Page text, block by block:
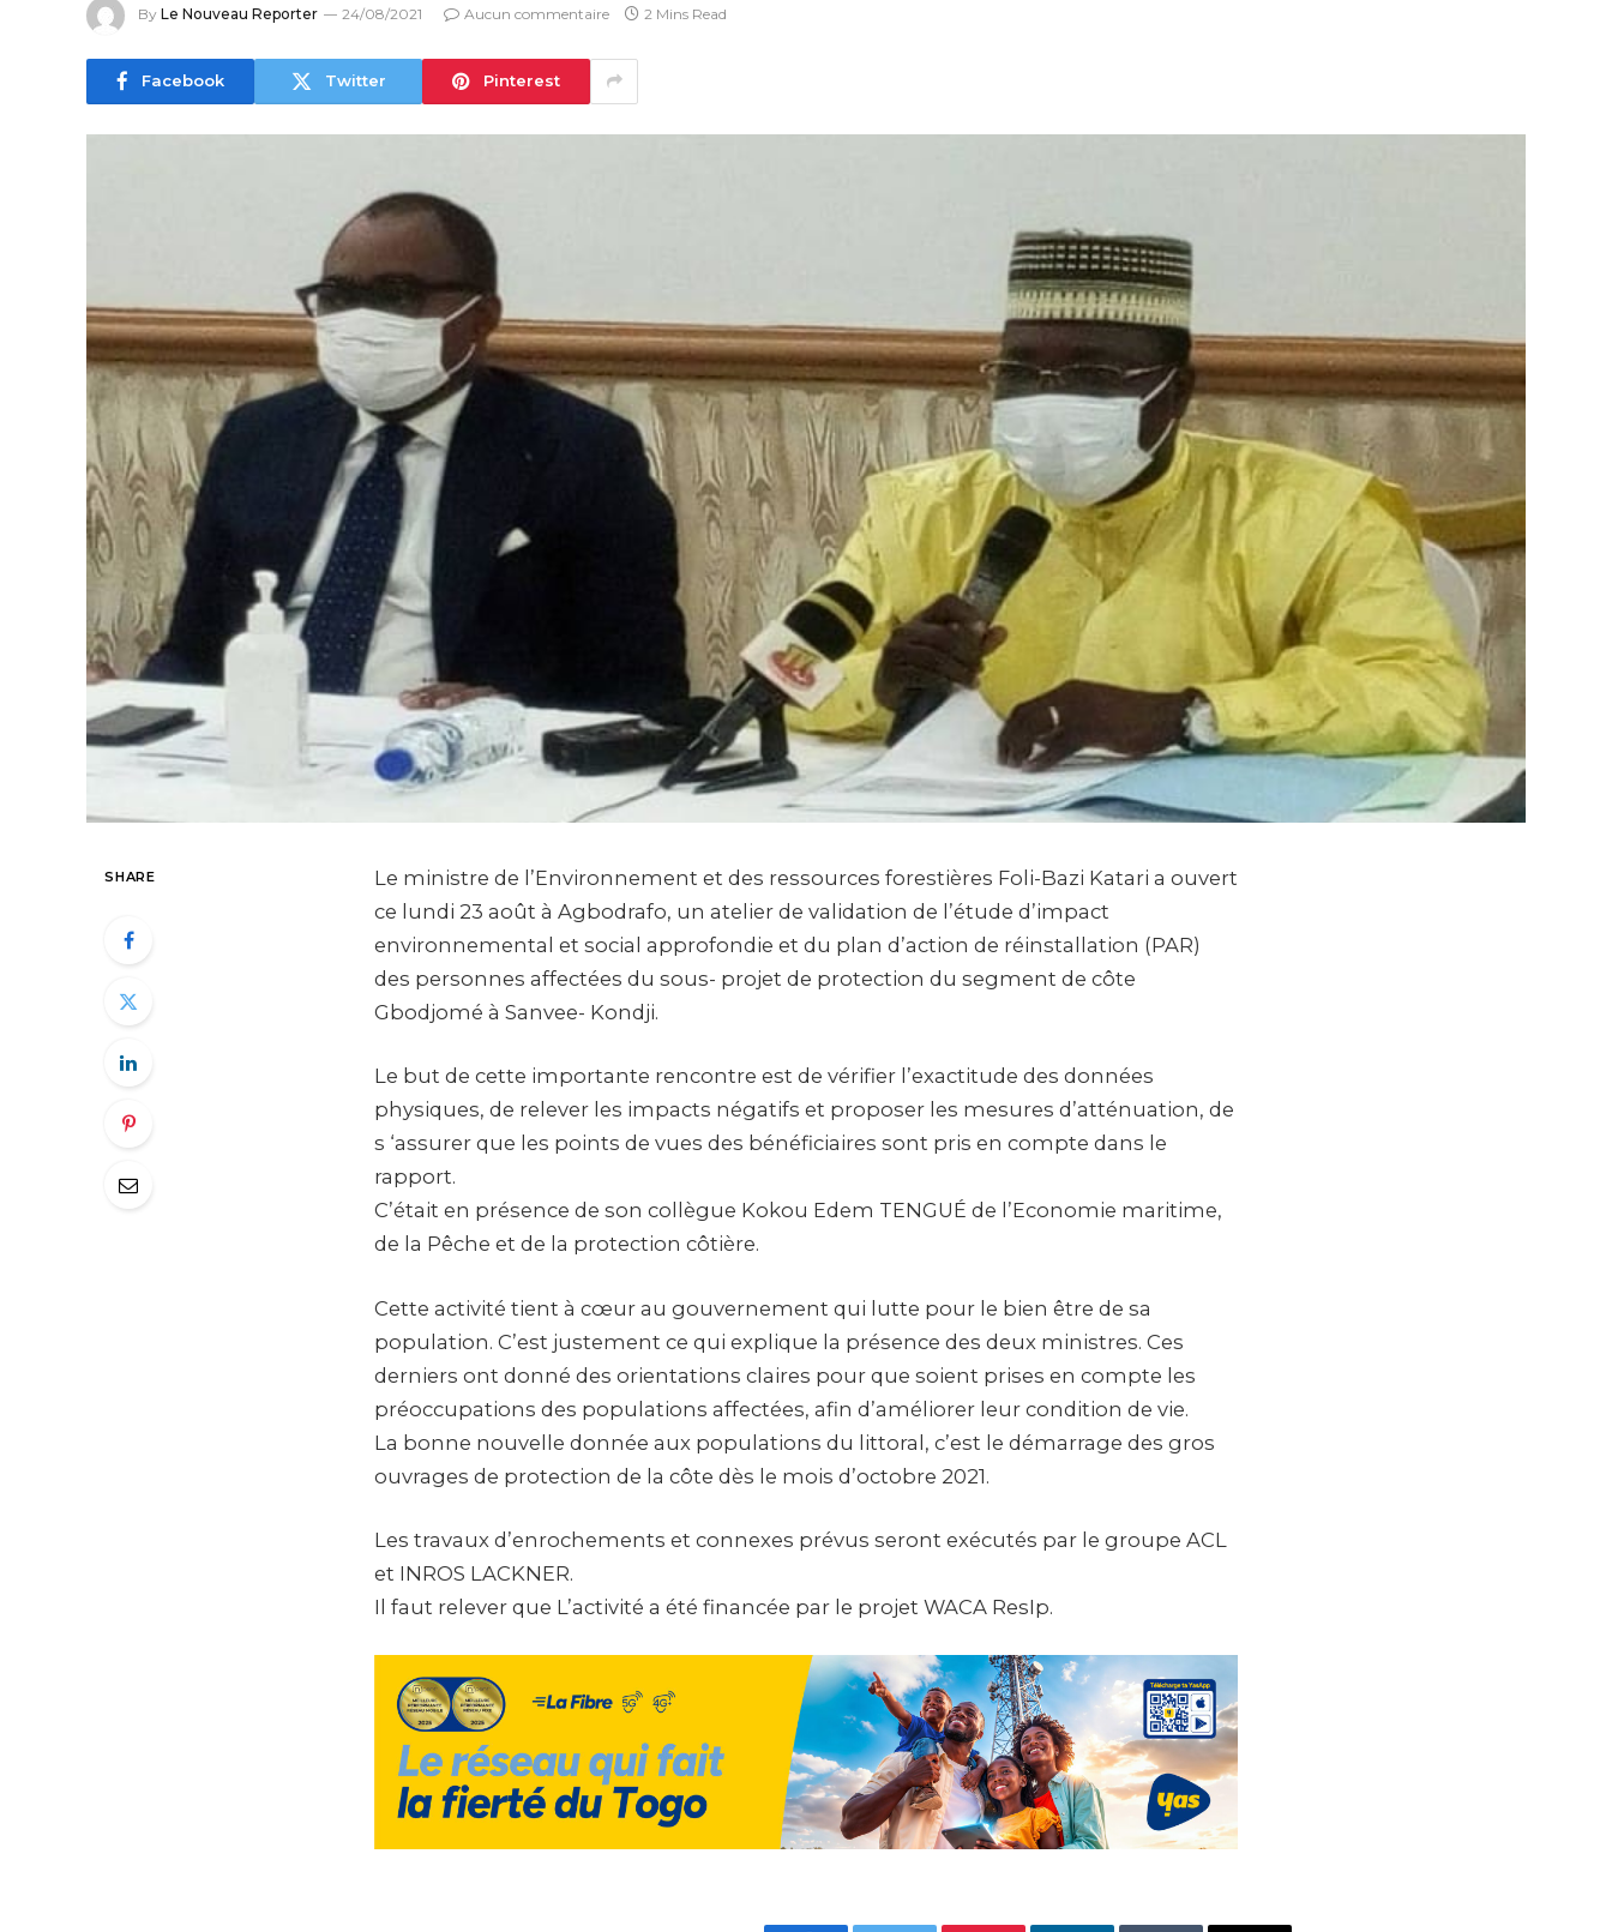
By Le Nouveau Reporter 24/08/2021 Aucun commentaire 2 Mins Read
Facebook Twitter Pinterest
SHARE
Le ministre de l’Environnement et des ressources forestières Foli-Bazi Katari a ouvert
ce lundi 23 août à Agbodrafo, un atelier de validation de l’étude d’impact
environnemental et social approfondie et du plan d’action de réinstallation (PAR)
des personnes affectées du sous- projet de protection du segment de côte
Gbodjomé à Sanvee- Kondji.
Le but de cette importante rencontre est de vérifier l’exactitude des données
physiques, de relever les impacts négatifs et proposer les mesures d’atténuation, de
s ‘assurer que les points de vues des bénéficiaires sont pris en compte dans le
rapport.
C’était en présence de son collègue Kokou Edem TENGUÉ de l’Economie maritime,
de la Pêche et de la protection côtière.
Cette activité tient à cœur au gouvernement qui lutte pour le bien être de sa
population. C’est justement ce qui explique la présence des deux ministres. Ces
derniers ont donné des orientations claires pour que soient prises en compte les
préoccupations des populations affectées, afin d’améliorer leur condition de vie.
La bonne nouvelle donnée aux populations du littoral, c’est le démarrage des gros
ouvrages de protection de la côte dès le mois d’octobre 2021.
Les travaux d’enrochements et connexes prévus seront exécutés par le groupe ACL
et INROS LACKNER.
Il faut relever que L’activité a été financée par le projet WACA ResIp.